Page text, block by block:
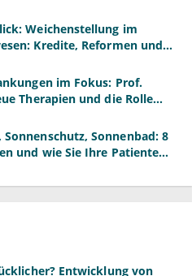
Weichenstellung im
Kredite, Reformen und
im Fokus: Prof.
Therapien und die Rolle
Sonnenschutz, Sonnenbad: 8
und wie Sie Ihre Patienten
Entwicklung von